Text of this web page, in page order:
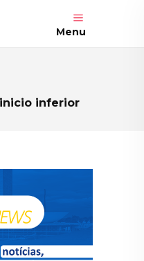
Menu
inferior